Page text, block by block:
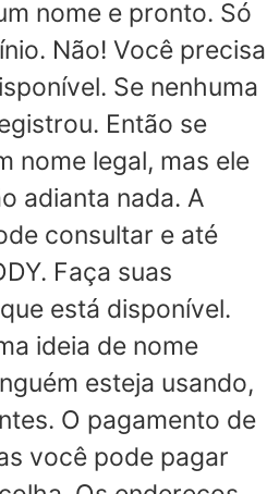
nome e pronto. Só
Não! Você precisa
Se nenhuma
Então se
nome legal, mas ele
adianta nada. A
consultar e até
Faça suas
está disponível.
ideia de nome
esteja usando,
O pagamento de
você pode pagar